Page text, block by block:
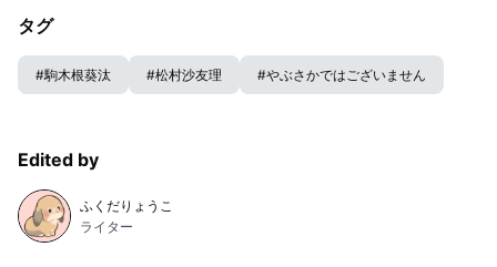
タグ
#駒木根葵汰 #松村沙友理 #やぶさかではございません
Edited by
ふくだりょうこ
ライター